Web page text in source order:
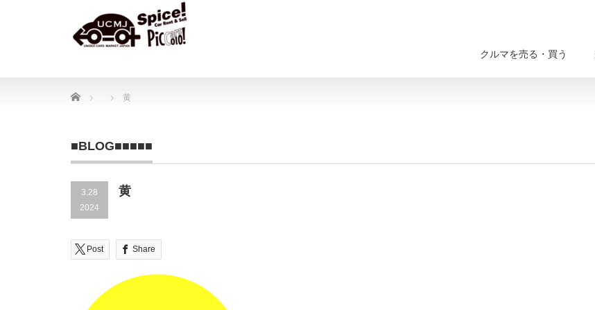
クルマを売る・買う
Home 黄
■BLOG■■■■■
3.28
2024
黄
Post Share